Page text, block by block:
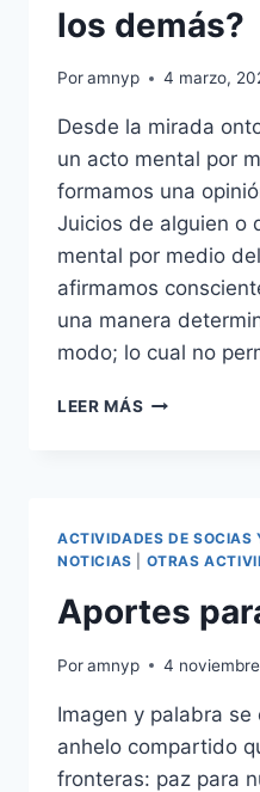
los demás?
Poramnyp 4 marzo,
Desde la mirada
un acto mental por
formamos una
Juicios de alguien o
mental por medio
afirmamos
una manera
modo; lo cual no
LEER MÁS JUICIOS,
DEMÁS?
ACTIVIDADES DE SOCIAS
NOTICIAS
OTRAS
Aportes
Poramnyp 4
Imagen y palabra
anhelo compartido
fronteras: paz para